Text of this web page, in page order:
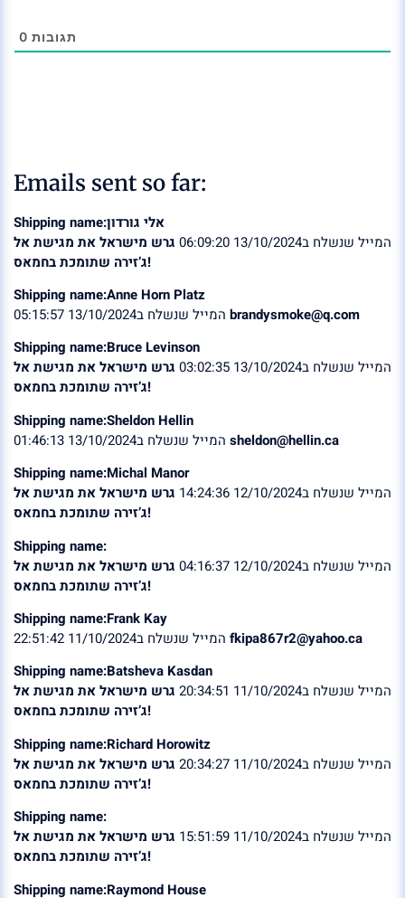
0 תגובות
Emails sent so far:
Shipping name:אלי גורדון
המייל שנשלח ב13/10/2024 06:09:20
גרש מישראל את מגישת אל
ג’זירה שתומכת בחמאס!
Shipping name:Anne Horn Platz
brandysmoke@q.com
Shipping name:Bruce Levinson
המייל שנשלח ב13/10/2024 03:02:35
גרש מישראל את מגישת אל
ג’זירה שתומכת בחמאס!
Shipping name:Sheldon Hellin
sheldon@hellin.ca
Shipping name:Michal Manor
המייל שנשלח ב12/10/2024 14:24:36
גרש מישראל את מגישת אל
ג’זירה שתומכת בחמאס!
Shipping name:
המייל שנשלח ב12/10/2024 04:16:37
גרש מישראל את מגישת אל
ג’זירה שתומכת בחמאס!
Shipping name:Frank Kay
fkipa867r2@yahoo.ca
Shipping name:Batsheva Kasdan
המייל שנשלח ב11/10/2024 20:34:51
גרש מישראל את מגישת אל
ג’זירה שתומכת בחמאס!
Shipping name:Richard Horowitz
המייל שנשלח ב11/10/2024 20:34:27
גרש מישראל את מגישת אל
ג’זירה שתומכת בחמאס!
Shipping name:
המייל שנשלח ב11/10/2024 15:51:59
גרש מישראל את מגישת אל
ג’זירה שתומכת בחמאס!
Shipping name:Raymond House